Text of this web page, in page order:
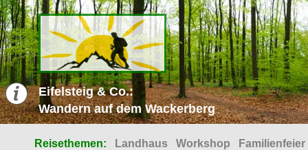
Eifelsteig & Co.:
Wandern auf dem Wackerberg
Reisethemen: Landhaus Workshop
Familienfeier